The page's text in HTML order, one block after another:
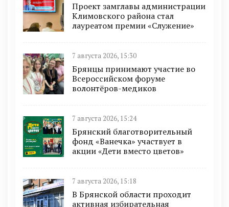
Проект замглавы администрации
Климовского района стал
лауреатом премии «Служение»
7 августа 2026, 15:30
Брянцы принимают участие во
Всероссийском форуме
волонтёров-медиков
7 августа 2026, 15:24
Брянский благотворительный
фонд «Ванечка» участвует в
акции «Дети вместо цветов»
7 августа 2026, 15:18
В Брянской области проходит
активная избирательная